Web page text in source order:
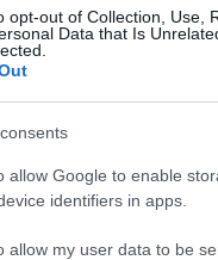
opt-out of Collection, Use,
Data that Is
allow Google to enable
identifiers in apps.
allow my user data to be
tökéletes